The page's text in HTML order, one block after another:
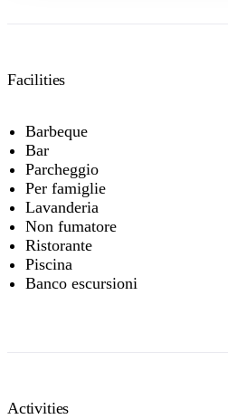
Facilities
Barbeque
Bar
Parcheggio
Per famiglie
Lavanderia
Non fumatore
Ristorante
Piscina
Banco escursioni
Activities